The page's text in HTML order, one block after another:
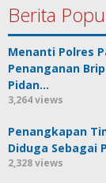
Berita
Menanti Polres
Penanganan
Pidan…
3,264 views
Penangkapan
Diduga Sebagai
2,328 views